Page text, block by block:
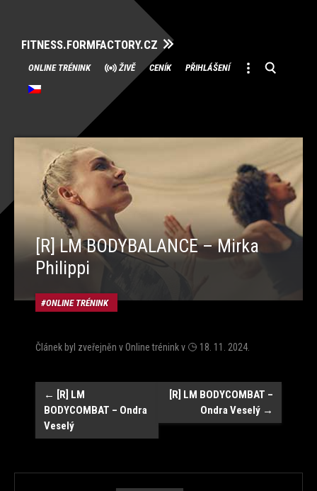
FITNESS.FORMFACTORY.CZ
Přeskočit
na
obsah
ONLINE TRÉNINK ŽIVĚ CENÍK PŘIHLÁŠENÍ
[R] LM BODYBALANCE – Mirka
Philippi
ONLINE TRÉNINK
Článek byl zveřejněn vOnline tréninkv 18. 11. 2024
Navigace
← [R] LM
BODYCOMBAT – Ondra
Veselý
[R] LM BODYCOMBAT –
Ondra Veselý →